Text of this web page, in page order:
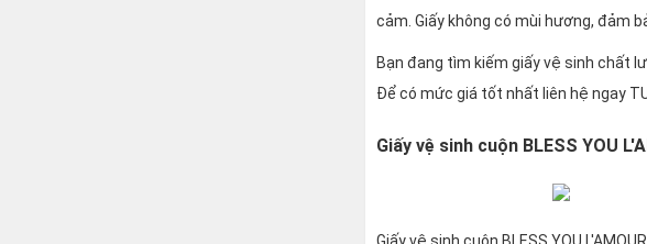
cảm. Giấy không có mùi hương, đảm
Bạn đang tìm kiếm giấy vệ sinh chất
Để có mức giá tốt nhất liên hệ ngay
Giấy vệ sinh cuộn BLESS YOU